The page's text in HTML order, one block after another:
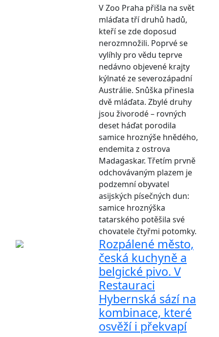
V Zoo Praha přišla na svět
mláďata tří druhů hadů,
kteří se zde doposud
nerozmnožili. Poprvé se
vylíhly pro vědu teprve
nedávno objevené krajty
kýlnaté ze severozápadní
Austrálie. Snůška přinesla
dvě mláďata. Zbylé druhy
jsou živorodé – rovných
deset háďat porodila
samice hroznýše hnědého,
endemita z ostrova
Madagaskar. Třetím prvně
odchovávaným plazem je
podzemní obyvatel
asijských písečných dun:
samice hroznýška
tatarského potěšila své
chovatele čtyřmi potomky.
Rozpálené město,
česká kuchyně a
belgické pivo. V
Restauraci
Hybernská sází na
kombinace, které
osvěží i překvapí